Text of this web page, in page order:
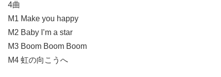
4曲
M1 Make you happy
M2 Baby I’m a star
M3 Boom Boom Boom
M4 虹の向こうへ